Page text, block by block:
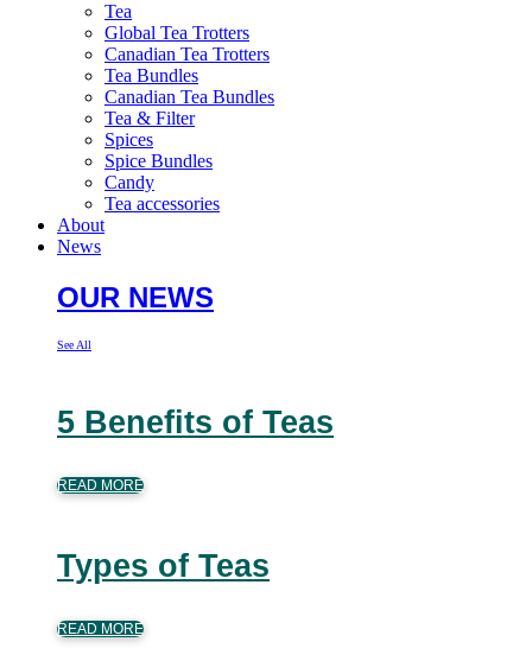
Tea
Global Tea Trotters
Canadian Tea Trotters
Tea Bundles
Canadian Tea Bundles
Tea & Filter
Spices
Spice Bundles
Candy
Tea accessories
About
News
OUR NEWS
See All
5 Benefits of Teas
READ MORE
Types of Teas
READ MORE